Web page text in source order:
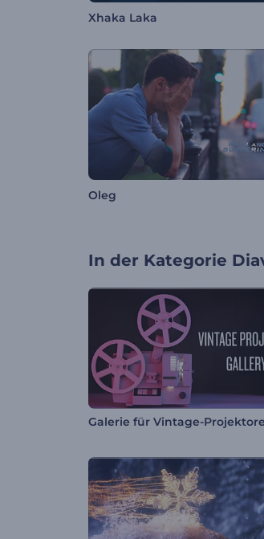
Xhaka Laka
Oleg
In der Kategorie
Galerie für Vintage-